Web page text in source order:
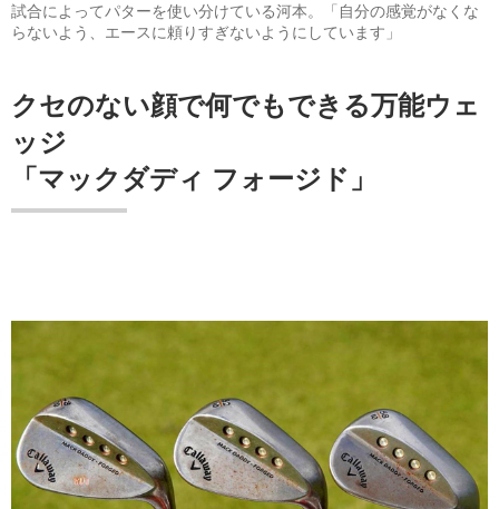
試合によってパターを使い分けている河本。「自分の感覚がなくな
らないよう、エースに頼りすぎないようにしています」
クセのない顔で何でもできる万能ウェ
ッジ
「マックダディ フォージド」